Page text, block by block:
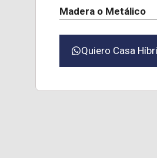
Madera o Metálico
Quiero Casa